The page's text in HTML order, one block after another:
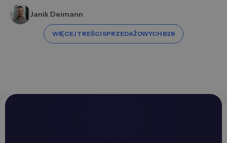
Janik Deimann
WIĘCEJ TREŚCI SPRZEDAŻOWYCH B2B